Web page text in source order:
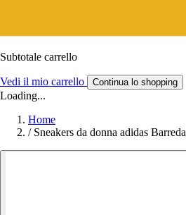
Subtotale carrello
Vedi il mio carrello Continua lo shopping
Loading...
Home
/ Sneakers da donna adidas Barreda